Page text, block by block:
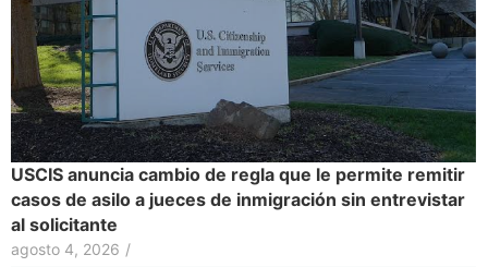
USCIS anuncia cambio de regla que le permite remitir
casos de asilo a jueces de inmigración sin entrevistar
al solicitante
agosto 4, 2026 /